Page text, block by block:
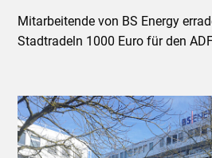
Mitarbeitende von BS Energy
Stadtradeln 1000 Euro für den